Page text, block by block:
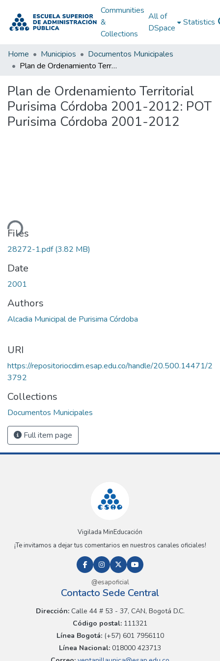
Communities
&
Collections
All of
DSpace
Statistics
Home Municipios
Documentos Municipales
Plan de Ordenamiento Territorial Purisima Córdoba 2001-2012: POT Purisima Córdoba 2001-2012
Plan de Ordenamiento Territorial
Purisima Córdoba 2001-2012: POT
Purisima Córdoba 2001-2012
Files
28272-1.pdf(3.82 MB)
Date
2001
Authors
Alcadia Municipal de Purisima Córdoba
URI
https://repositoriocdim.esap.edu.co/handle/20.500.14471/2
3792
Collections
Documentos Municipales
Full item page
Vigilada MinEducación
¡Te invitamos a dejar tus comentarios en nuestros canales oficiales!
@esapoficial
Contacto Sede Central
Dirección:Calle 44 # 53 - 37, CAN, Bogotá D.C.
Código postal: 111321
Línea Bogotá:(+57) 601 7956110
Línea Nacional: 018000 423713